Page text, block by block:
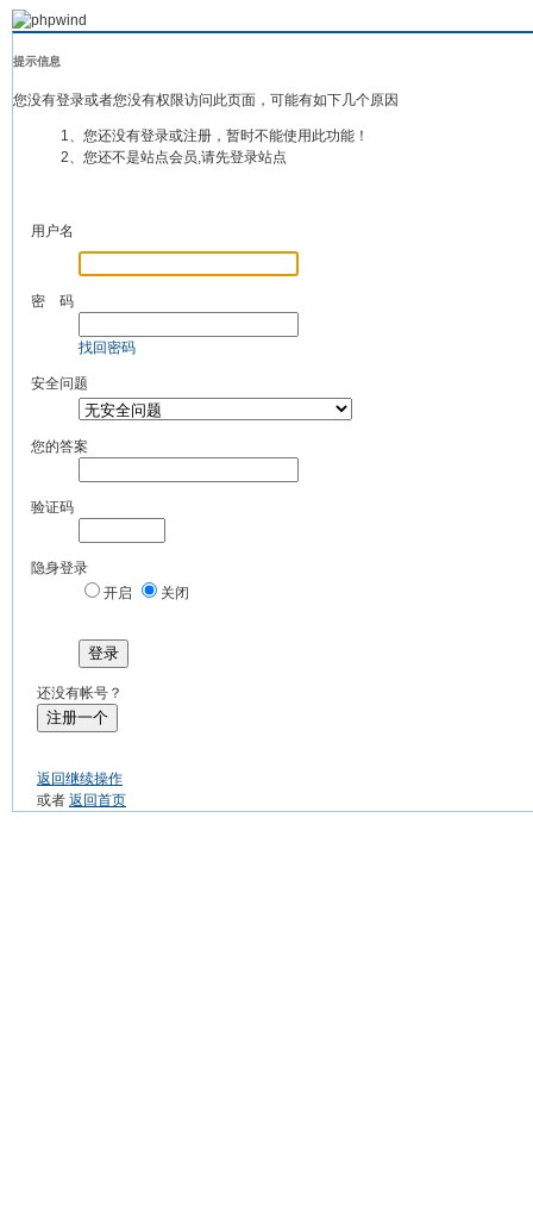
提示信息
您没有登录或者您没有权限访问此页面，可能有如下几个原因
1、您还没有登录或注册，暂时不能使用此功能！
2、您还不是站点会员,请先登录站点
用户名
密 码
找回密码
安全问题
您的答案
验证码
隐身登录
开启
关闭
登录
还没有帐号？
注册一个
返回继续操作
或者 返回首页